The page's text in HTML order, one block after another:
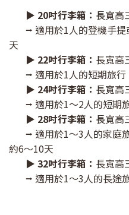
▶ 20吋行李箱： 長寬高
⭢ 適用於1人的登機手提
天
▶ 22吋行李箱： 長寬高
⭢ 適用於1人的短期旅行
▶ 24吋行李箱： 長寬高
⭢ 適用於1～2人的短期
▶ 28吋行李箱： 長寬高
⭢ 適用於1～3人的家庭
約6～10天
▶ 32吋行李箱： 長寬高
⭢ 適用於1～3人的長途